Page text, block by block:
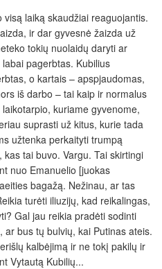
laiką skaudžiai reaguojantis.
ir dar gyvesnė žaizda už
tokių nuolaidų daryti ar
pagerbtas. Kubilius
o kartais – apspjaudomas,
iš darbo – tai kaip ir normalus
kuriame gyvenome,
suprasti už kitus, kurie tada
užtenka perkaityti trumpą
tai buvo. Vargu. Tai skirtingi
nuo Emanuelio [juokas
bagažą. Nežinau, ar tas
turėti iliuzijų, kad reikalingas,
Gal jau reikia pradėti sodinti
bus tų bulvių, kai Putinas ateis.
kalbėjimą ir ne tokį pakilų ir
Vytautą Kubilių...